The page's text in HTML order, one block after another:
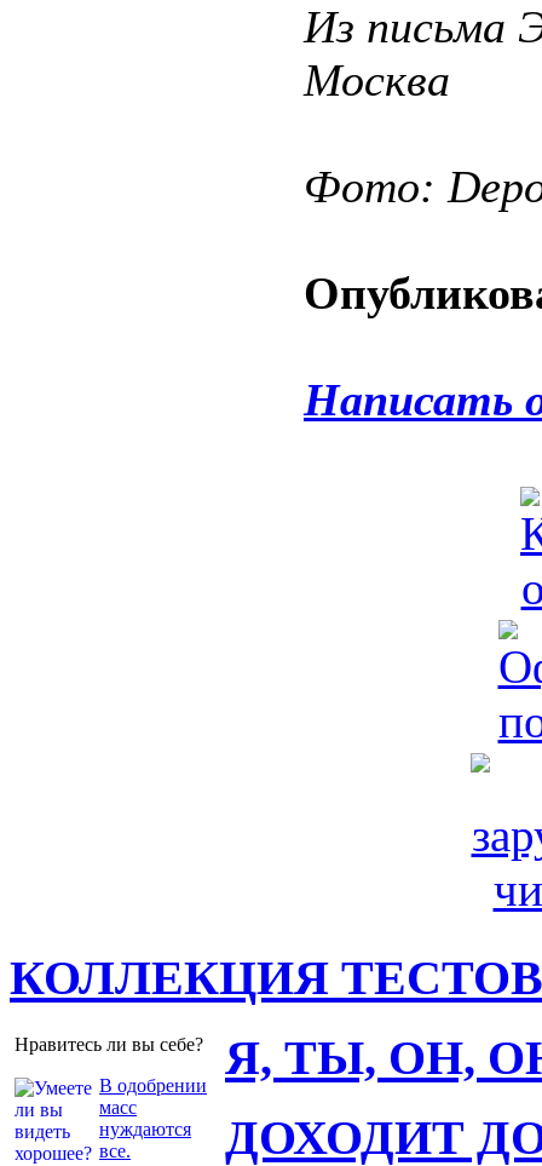
Из письма
Москва
Фото:
Написать
КОЛЛЕКЦИЯ ТЕСТОВ
Нравитесь ли вы себе?
В одобрении
масс
нуждаются
все.
Я, ТЫ, ОН,
ДОХОДИТ